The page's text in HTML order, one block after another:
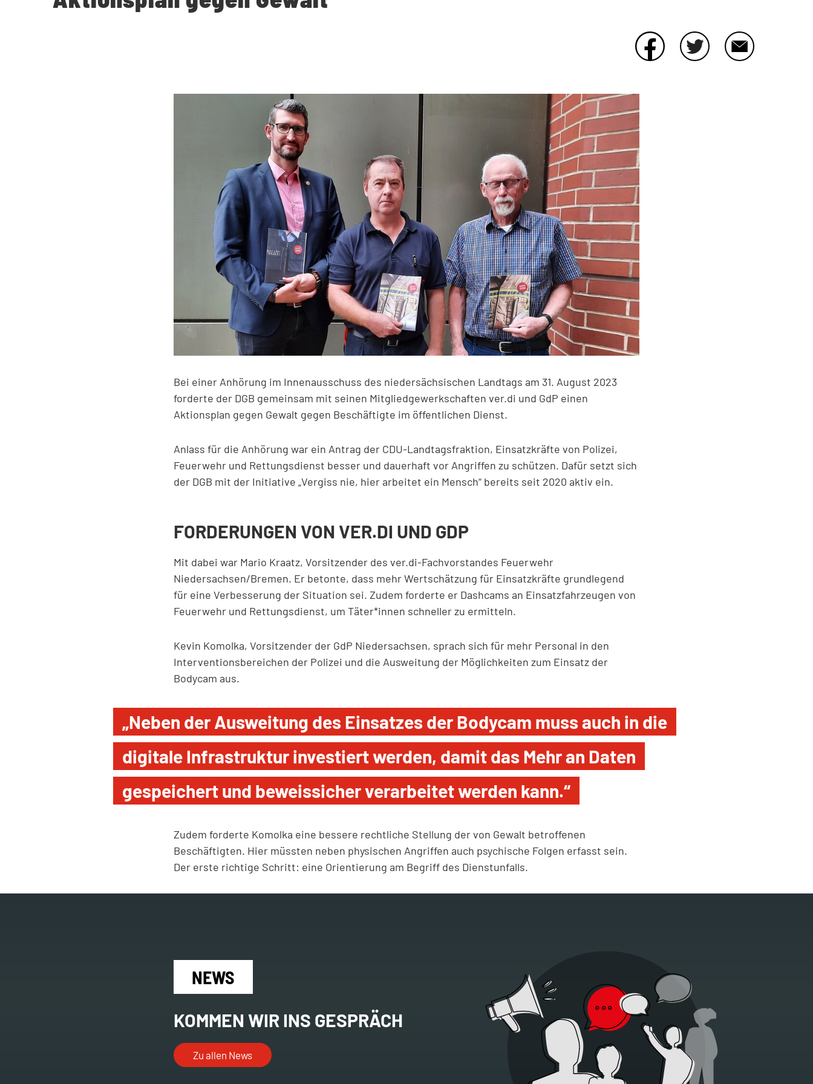
KONTAKT
Bei einer Anhörung im Innenausschuss des niedersächsischen Landtags am 31. August 2023
forderte der DGB gemeinsam mit seinen Mitgliedgewerkschaften ver.di und GdP einen
Aktionsplan gegen Gewalt gegen Beschäftigte im öffentlichen Dienst.
Anlass für die Anhörung war ein Antrag der CDU-Landtagsfraktion, Einsatzkräfte von Polizei,
Feuerwehr und Rettungsdienst besser und dauerhaft vor Angriffen zu schützen. Dafür setzt sich
der DGB mit der Initiative „Vergiss nie, hier arbeitet ein Mensch“ bereits seit 2020 aktiv ein.
FORDERUNGEN VON VER.DI UND GDP
Mit dabei war Mario Kraatz, Vorsitzender des ver.di-Fachvorstandes Feuerwehr
Niedersachsen/Bremen. Er betonte, dass mehr Wertschätzung für Einsatzkräfte grundlegend
für eine Verbesserung der Situation sei. Zudem forderte er Dashcams an Einsatzfahrzeugen von
Feuerwehr und Rettungsdienst, um Täter*innen schneller zu ermitteln.
Kevin Komolka, Vorsitzender der GdP Niedersachsen, sprach sich für mehr Personal in den
Interventionsbereichen der Polizei und die Ausweitung der Möglichkeiten zum Einsatz der
Bodycam aus.
„Neben der Ausweitung des Einsatzes der Bodycam muss auch in die
digitale Infrastruktur investiert werden, damit das Mehr an Daten
gespeichert und beweissicher verarbeitet werden kann.“
Zudem forderte Komolka eine bessere rechtliche Stellung der von Gewalt betroffenen
Beschäftigten. Hier müssten neben physischen Angriffen auch psychische Folgen erfasst sein.
Der erste richtige Schritt: eine Orientierung am Begriff des Dienstunfalls.
NEWS
KOMMEN WIR INS GESPRÄCH
Zu allen News